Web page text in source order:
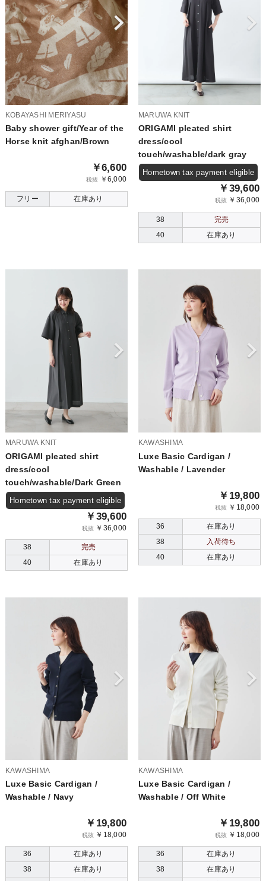
KOBAYASHI MERIYASU
Baby shower gift/Year of the
Horse knit afghan/Brown
￥6,600
税抜 ￥6,000
フリー 在庫あり
MARUWA KNIT
ORIGAMI pleated shirt
dress/cool
touch/washable/dark gray
Hometown tax payment eligible
￥39,600
税抜 ￥36,000
38
完売
40
在庫あり
MARUWA KNIT
ORIGAMI pleated shirt
dress/cool
touch/washable/Dark Green
Hometown tax payment eligible
￥39,600
税抜 ￥36,000
38
完売
40
在庫あり
KAWASHIMA
Luxe Basic Cardigan /
Washable / Lavender
￥19,800
税抜 ￥18,000
36
在庫あり
38
入荷待ち
40
在庫あり
KAWASHIMA
Luxe Basic Cardigan /
Washable / Navy
￥19,800
税抜 ￥18,000
36
在庫あり
38
在庫あり
KAWASHIMA
Luxe Basic Cardigan /
Washable / Off White
￥19,800
税抜 ￥18,000
36
在庫あり
38
在庫あり